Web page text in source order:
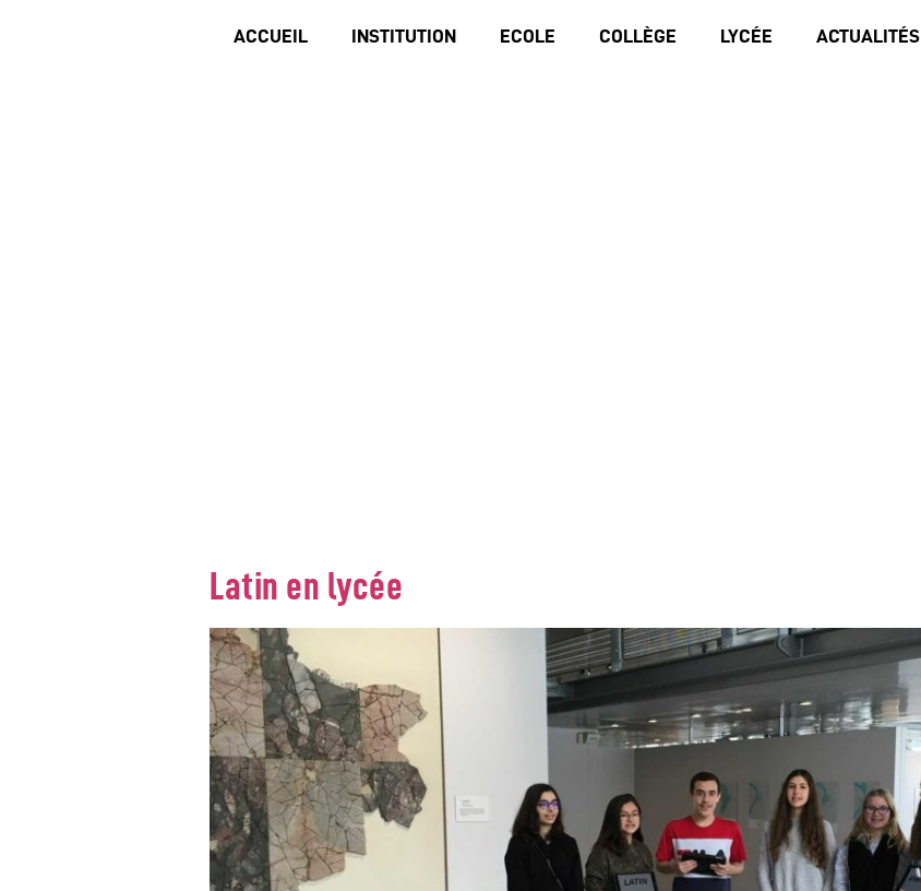
ACCUEIL INSTITUTION ECOLE COLLÈGE LYCÉE ACTUALITÉS
Latin en lycée